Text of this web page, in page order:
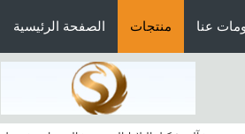
الصفحة الرئيسية منتجات عنا